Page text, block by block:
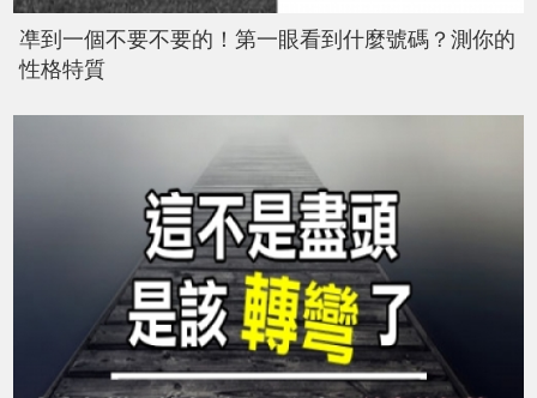
凖到一個不要不要的！第一眼看到什麼號碼？測你的
性格特質